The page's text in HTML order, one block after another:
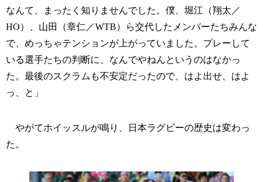
なんて、まったく知りませんでした。僕、堀江（翔太／
HO）、山田（章仁／WTB）ら交代したメンバーたちみんな
で、めっちゃテンションが上がっていました。プレーして
いる選手たちの判断に、なんでやねんというのはなかっ
た。最後のスクラムも不安定だったので、はよ出せ、はよ
っ、と」
やがてホイッスルが鳴り、日本ラグビーの歴史は変わっ
た。